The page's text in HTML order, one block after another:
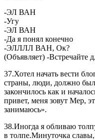
-ЭЛ ВАН
-Угу
-ЭЛ ВАН
-Да я понял конечно
-ЭЛЛЛЛ ВАН, Ок?
(Объявляет) -Встречайте
37.Хотел начать вести
страны, люди, должно
закончилось как и
привет, меня зовут Мер,
занимаюсь».
38.Иногда я обливаю
в толпе.Минуточка славы,